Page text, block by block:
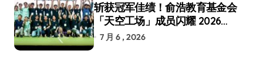
斩获冠军佳绩！俞浩教育基金会
「天空工场」成员闪耀 2026
RoboCup 机器人世界杯
7 月 6 , 2026